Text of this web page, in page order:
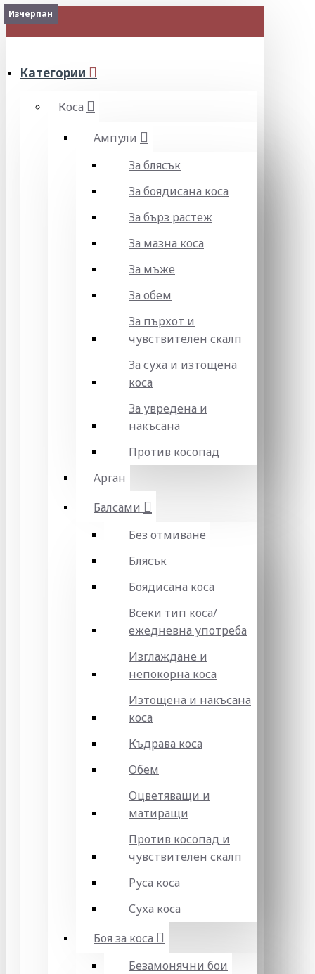
МЕНЮ
Категории
Коса
Ампули
За блясък
За боядисана коса
За бърз растеж
За мазна коса
За мъже
За обем
За пърхот и
чувствителен скалп
За суха и изтощена
коса
За увредена и
накъсана
Против косопад
Арган
Балсами
Без отмиване
Блясък
Боядисана коса
Всеки тип коса/
ежедневна употреба
Изглаждане и
непокорна коса
Изтощена и накъсана
коса
Къдрава коса
Обем
Оцветяващи и
матиращи
Против косопад и
чувствителен скалп
Руса коса
Суха коса
Боя за коса
Безамонячни бои
Изчерпан
2-3 Days
Изчерпан